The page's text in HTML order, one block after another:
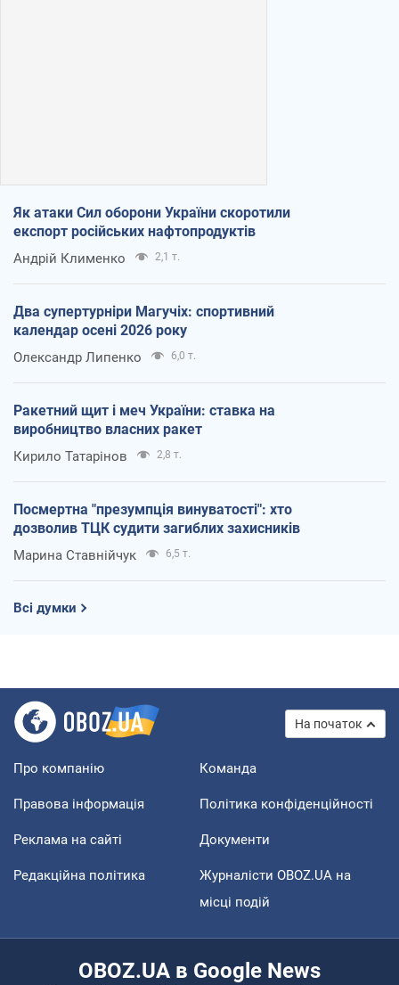
Як атаки Сил оборони України скоротили
експорт російських нафтопродуктів
Андрій Клименко 2,1 т.
Два супертурніри Магучіх: спортивний
календар осені 2026 року
Олександр Липенко 6,0 т.
Ракетний щит і меч України: ставка на
виробництво власних ракет
Кирило Татарінов 2,8 т.
Посмертна "презумпція винуватості": хто
дозволив ТЦК судити загиблих захисників
Марина Ставнійчук 6,5 т.
Всі думки
На початок
Про компанію Команда
Правова інформація Політика конфіденційності
Реклама на сайті Документи
Редакційна політика
Журналісти OBOZ.UA на
місці подій
OBOZ.UA в Google News